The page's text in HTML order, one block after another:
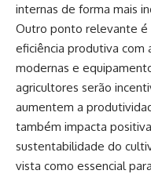
internas de forma mais
Outro ponto relevante é
eficiência produtiva com
modernas e
agricultores serão
aumentem a
também impacta
sustentabilidade do
vista como essencial